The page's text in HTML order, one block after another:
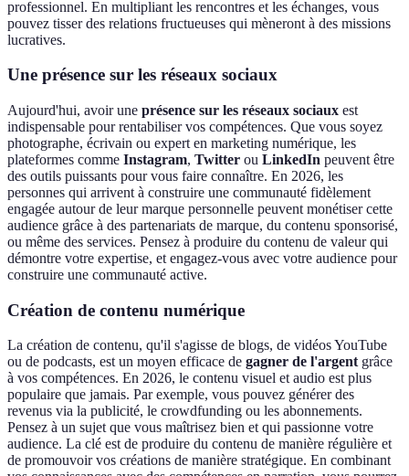
professionnel. En multipliant les rencontres et les échanges, vous
pouvez tisser des relations fructueuses qui mèneront à des missions
lucratives.
Une présence sur les réseaux sociaux
Aujourd'hui, avoir une présence sur les réseaux sociaux est
indispensable pour rentabiliser vos compétences. Que vous soyez
photographe, écrivain ou expert en marketing numérique, les
plateformes comme Instagram, Twitter ou LinkedIn peuvent être
des outils puissants pour vous faire connaître. En 2026, les
personnes qui arrivent à construire une communauté fidèlement
engagée autour de leur marque personnelle peuvent monétiser cette
audience grâce à des partenariats de marque, du contenu sponsorisé,
ou même des services. Pensez à produire du contenu de valeur qui
démontre votre expertise, et engagez-vous avec votre audience pour
construire une communauté active.
Création de contenu numérique
La création de contenu, qu'il s'agisse de blogs, de vidéos YouTube
ou de podcasts, est un moyen efficace de gagner de l'argentgrâce
à vos compétences. En 2026, le contenu visuel et audio est plus
populaire que jamais. Par exemple, vous pouvez générer des
revenus via la publicité, le crowdfunding ou les abonnements.
Pensez à un sujet que vous maîtrisez bien et qui passionne votre
audience. La clé est de produire du contenu de manière régulière et
de promouvoir vos créations de manière stratégique. En combinant